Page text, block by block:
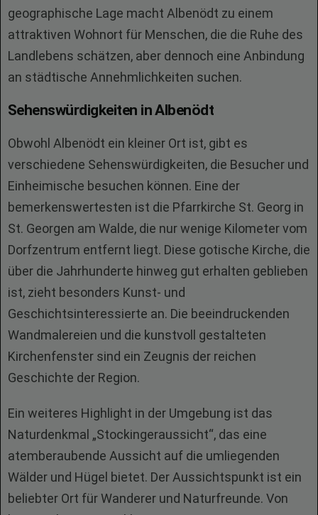
geographische Lage macht Albenödt zu einem
attraktiven Wohnort für Menschen, die die Ruhe des
Landlebens schätzen, aber dennoch eine Anbindung
an städtische Annehmlichkeiten suchen.
Sehenswürdigkeiten in Albenödt
Obwohl Albenödt ein kleiner Ort ist, gibt es
verschiedene Sehenswürdigkeiten, die Besucher und
Einheimische besuchen können. Eine der
bemerkenswertesten ist die Pfarrkirche St. Georg in
St. Georgen am Walde, die nur wenige Kilometer vom
Dorfzentrum entfernt liegt. Diese gotische Kirche, die
über die Jahrhunderte hinweg gut erhalten geblieben
ist, zieht besonders Kunst- und
Geschichtsinteressierte an. Die beeindruckenden
Wandmalereien und die kunstvoll gestalteten
Kirchenfenster sind ein Zeugnis der reichen
Geschichte der Region.
Ein weiteres Highlight in der Umgebung ist das
Naturdenkmal „Stockingeraussicht“, das eine
atemberaubende Aussicht auf die umliegenden
Wälder und Hügel bietet. Der Aussichtspunkt ist ein
beliebter Ort für Wanderer und Naturfreunde. Von